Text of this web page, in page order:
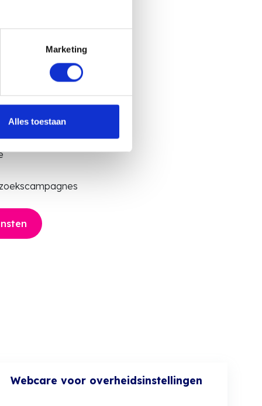
Marketing
Alles toestaan
we
campagnes
Webcare voor overheidsinstellingen